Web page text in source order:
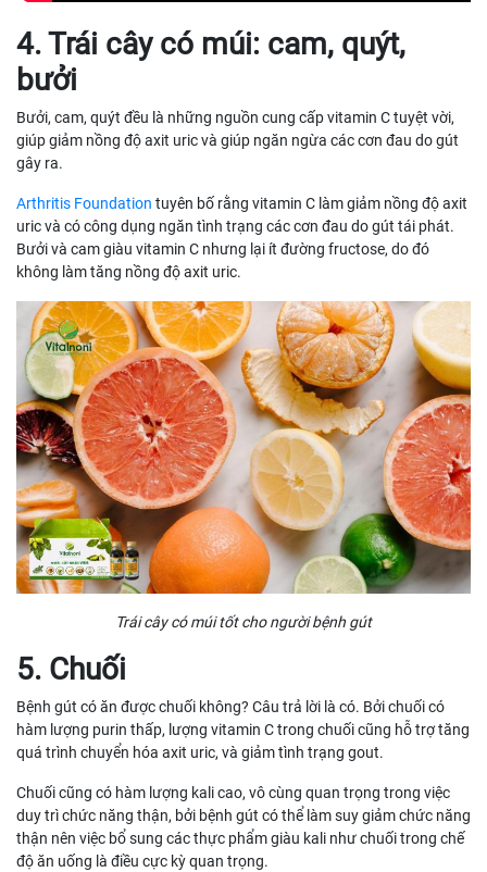
4. Trái cây có múi: cam, quýt,
bưởi
Bưởi, cam, quýt đều là những nguồn cung cấp vitamin C tuyệt vời,
giúp giảm nồng độ axit uric và giúp ngăn ngừa các cơn đau do gút
gây ra.
Arthritis Foundation tuyên bố rằng vitamin C làm giảm nồng độ axit
uric và có công dụng ngăn tình trạng các cơn đau do gút tái phát.
Bưởi và cam giàu vitamin C nhưng lại ít đường fructose, do đó
không làm tăng nồng độ axit uric.
Trái cây có múi tốt cho người bệnh gút
5. Chuối
Bệnh gút có ăn được chuối không? Câu trả lời là có. Bởi chuối có
hàm lượng purin thấp, lượng vitamin C trong chuối cũng hỗ trợ tăng
quá trình chuyển hóa axit uric, và giảm tình trạng gout.
Chuối cũng có hàm lượng kali cao, vô cùng quan trọng trong việc
duy trì chức năng thận, bởi bệnh gút có thể làm suy giảm chức năng
thận nên việc bổ sung các thực phẩm giàu kali như chuối trong chế
độ ăn uống là điều cực kỳ quan trọng.